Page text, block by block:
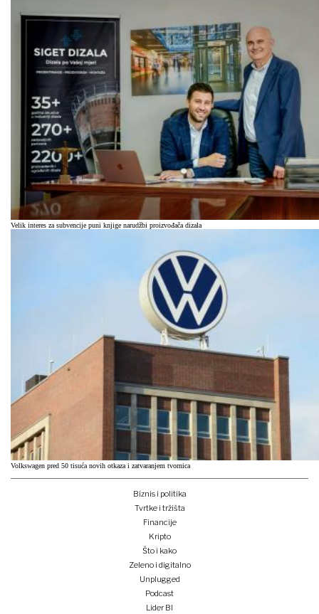
Velik interes za subvencije puni knjige narudžbi proizvođača dizala
Volkswagen pred 50 tisuća novih otkaza i zatvaranjem tvornica
Biznis i politika
Tvrtke i tržišta
Financije
Kripto
Što i kako
Zeleno i digitalno
Unplugged
Podcast
Lider BI